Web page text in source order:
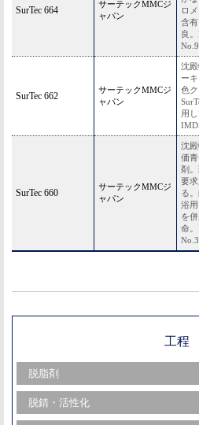
SurTec 664
サーテックMMCジ
ャパン
ロ
含
良
SurTec 662
サーテックMMCジ
ャパン
沈
ー
色ク
用
SurTec 660
サーテックMMCジ
ャパン
沈
価
剤
要
る
浴
を
命
工程
脱脂剤
脱錆・活性化